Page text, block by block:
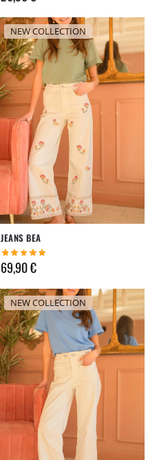
NEW COLLECTION
JEANS BEA
69,90€
NEW COLLECTION